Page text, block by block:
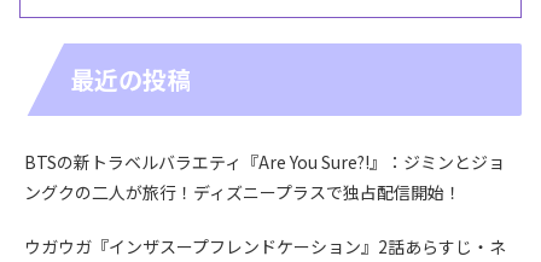
最近の投稿
BTSの新トラベルバラエティ『Are You Sure?!』：ジミンとジョ
ングクの二人が旅行！ディズニープラスで独占配信開始！
ウガウガ『インザスープフレンドケーション』2話あらすじ・ネ